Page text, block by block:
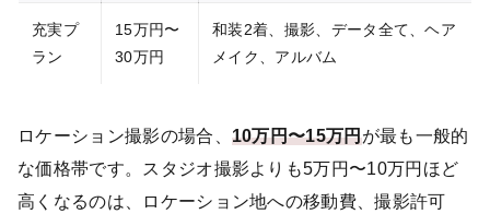
充実プ
ラン
15万円〜
30万円
和装2着、撮影、データ全て、ヘア
メイク、アルバム
ロケーション撮影の場合、 10万円〜15万円が最も一般的
な価格帯です。スタジオ撮影よりも5万円〜10万円ほど
高くなるのは、ロケーション地への移動費、撮影許可